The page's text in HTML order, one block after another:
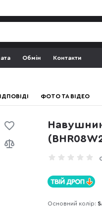
Обмін Контакти
ФОТО ТА ВІДЕО
Основний колір: